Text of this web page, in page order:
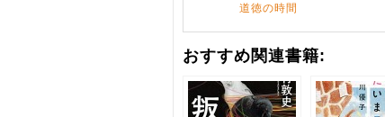
道徳の時間
おすすめ関連書籍: